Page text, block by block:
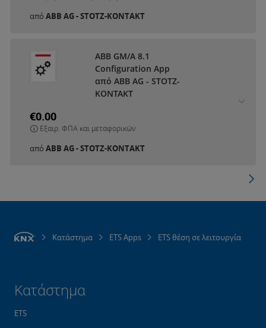
από ABB AG - STOTZ-KONTAKT
ABB GM/A 8.1
Configuration App
από ABB AG - STOTZ-
KONTAKT
€0.00
Εξαιρ. ΦΠΑ και μεταφορικών
από ABB AG - STOTZ-KONTAKT
Κατάστημα ETS Apps ETS θέση σε λειτουργία
Κατάστημα
ETS